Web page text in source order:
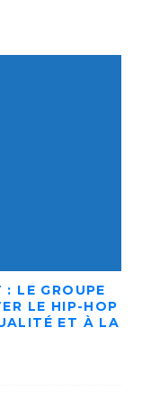
: LE GROUPE
LE HIP-HOP
ET À LA